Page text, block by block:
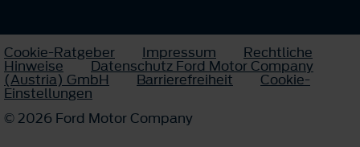
Cookie-Ratgeber Impressum Rechtliche
Hinweise Datenschutz Ford Motor Company
(Austria) GmbH Barrierefreiheit Cookie-
Einstellungen
© 2026 Ford Motor Company